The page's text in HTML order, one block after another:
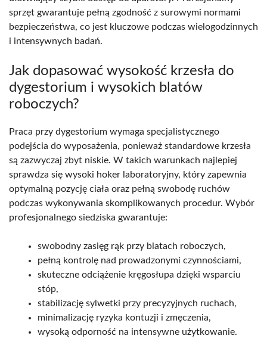
sprzęt gwarantuje pełną zgodność z surowymi normami
bezpieczeństwa, co jest kluczowe podczas wielogodzinnych
i intensywnych badań.
Jak dopasować wysokość krzesła do
dygestorium i wysokich blatów
roboczych?
Praca przy dygestorium wymaga specjalistycznego
podejścia do wyposażenia, ponieważ standardowe krzesła
są zazwyczaj zbyt niskie. W takich warunkach najlepiej
sprawdza się wysoki hoker laboratoryjny, który zapewnia
optymalną pozycję ciała oraz pełną swobodę ruchów
podczas wykonywania skomplikowanych procedur. Wybór
profesjonalnego siedziska gwarantuje:
swobodny zasięg rąk przy blatach roboczych,
pełną kontrolę nad prowadzonymi czynnościami,
skuteczne odciążenie kręgosłupa dzięki wsparciu
stóp,
stabilizację sylwetki przy precyzyjnych ruchach,
minimalizację ryzyka kontuzji i zmęczenia,
wysoką odporność na intensywne użytkowanie.